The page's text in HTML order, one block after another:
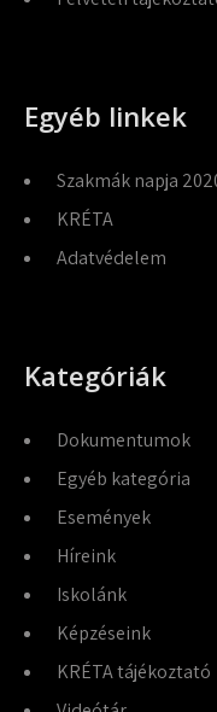
Egyéb linkek
Szakmák napja
KRÉTA
Adatvédelem
Kategóriák
Dokumentumok
Egyéb kategória
Események
Híreink
Iskolánk
Képzéseink
KRÉTA tájékoztató